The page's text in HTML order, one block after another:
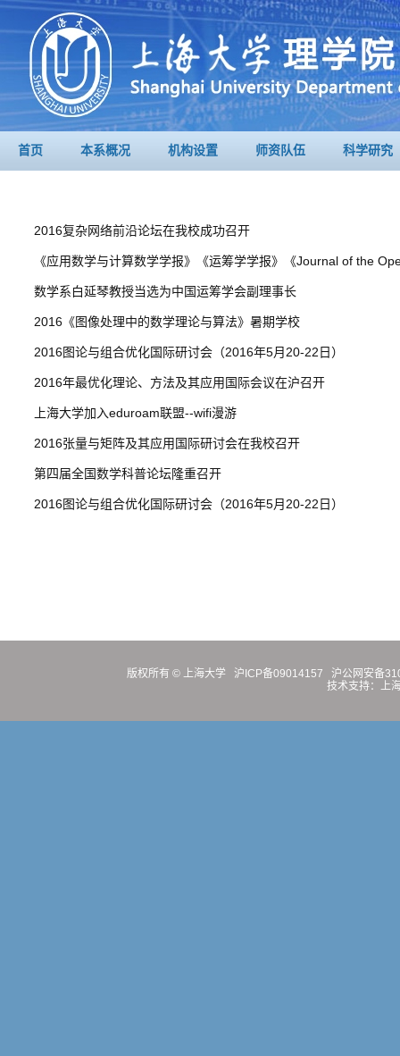
首页 本系概况 机构设置 师资队伍 科学研究
2016复杂网络前沿论坛在我校成功召开
《应用数学与计算数学学报》《运筹学学报》《Journal of the
数学系白延琴教授当选为中国运筹学会副理事长
2016《图像处理中的数学理论与算法》暑期学校
2016图论与组合优化国际研讨会（2016年5月20-22日）
2016年最优化理论、方法及其应用国际会议在沪召开
上海大学加入eduroam联盟--wifi漫游
2016张量与矩阵及其应用国际研讨会在我校召开
第四届全国数学科普论坛隆重召开
2016图论与组合优化国际研讨会（2016年5月20-22日）
版权所有 © 上海大学 沪ICP备09014157
沪公网安备
技术支持：上